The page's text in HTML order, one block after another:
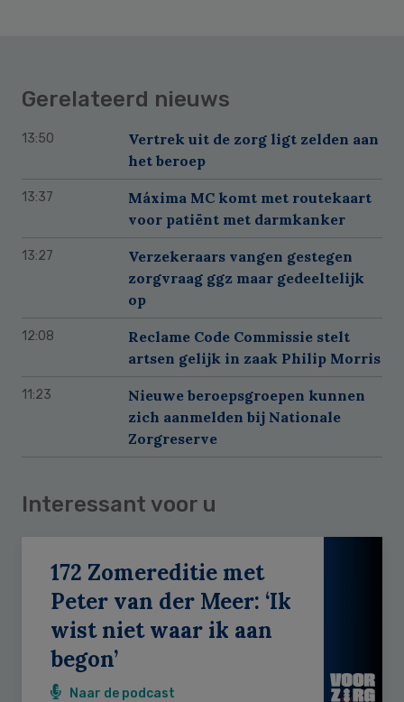
Gerelateerd nieuws
13:50
Vertrek uit de zorg ligt zelden aan
het beroep
13:37
Máxima MC komt met routekaart
voor patiënt met darmkanker
13:27
Verzekeraars vangen gestegen
zorgvraag ggz maar gedeeltelijk
op
12:08
Reclame Code Commissie stelt
artsen gelijk in zaak Philip Morris
11:23
Nieuwe beroepsgroepen kunnen
zich aanmelden bij Nationale
Zorgreserve
Interessant voor u
172 Zomereditie met
Peter van der Meer: ‘Ik
wist niet waar ik aan
begon’
Naar de podcast